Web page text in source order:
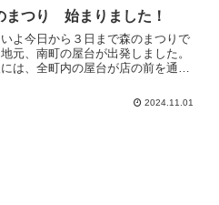
まつり 始まりました！
よ今日から３日まで森のまつりで
元、南町の屋台が出発しました。
は、全町内の屋台が店の前を通り
2024.11.01